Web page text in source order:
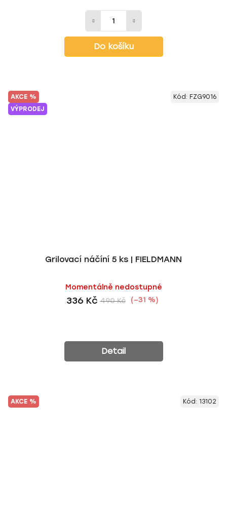
Do košíku
AKCE %
VÝPRODEJ
Grilovací náčíní 5 ks | FIELDMANN
Momentálně nedostupné
336 Kč 490 Kč (–31 %)
Detail
Kód: FZG9016
AKCE % Kód: 13102